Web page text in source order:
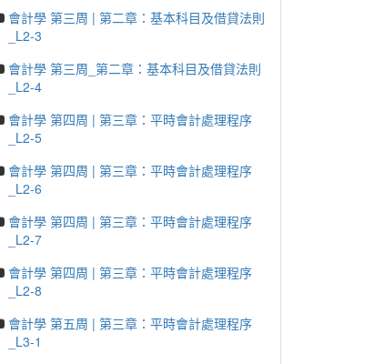
會計學 第三周 | 第二章：基本科目及借貸法則
_L2-3
會計學 第三周_第二章：基本科目及借貸法則
_L2-4
會計學 第四周 | 第三章：平時會計處理程序
_L2-5
會計學 第四周 | 第三章：平時會計處理程序
_L2-6
會計學 第四周 | 第三章：平時會計處理程序
_L2-7
會計學 第四周 | 第三章：平時會計處理程序
_L2-8
會計學 第五周 | 第三章：平時會計處理程序
_L3-1